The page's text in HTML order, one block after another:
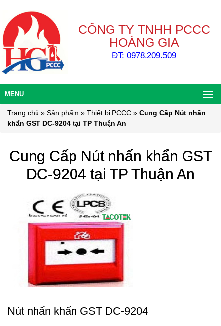
CÔNG TY TNHH PCCC
HOÀNG GIA
ĐT: 0978.209.509
MENU
Trang chủ » Sản phẩm » Thiết bị PCCC » Cung Cấp Nút nhấn
khẩn GST DC-9204 tại TP Thuận An
Cung Cấp Nút nhấn khẩn GST
DC-9204 tại TP Thuận An
Nút nhấn khẩn GST DC-9204